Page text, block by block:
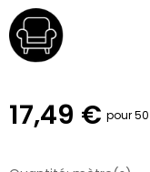
17,49 € pour